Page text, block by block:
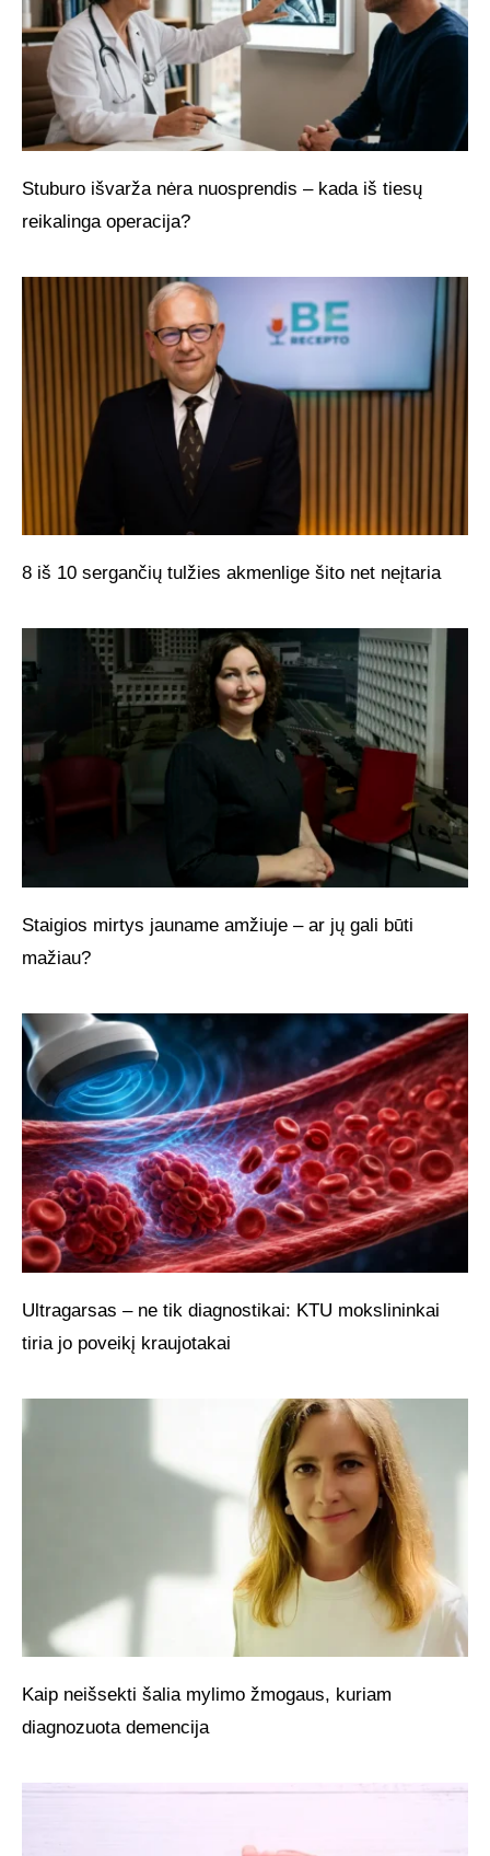
Stuburo išvarža nėra nuosprendis – kada iš tiesų
reikalinga operacija?
8 iš 10 sergančių tulžies akmenlige šito net neįtaria
Staigios mirtys jauname amžiuje – ar jų gali būti
mažiau?
Ultragarsas – ne tik diagnostikai: KTU mokslininkai
tiria jo poveikį kraujotakai
Kaip neišsekti šalia mylimo žmogaus, kuriam
diagnozuota demencija